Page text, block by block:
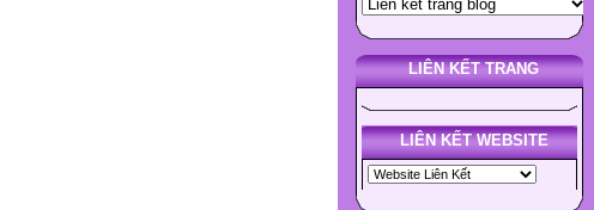
LIÊN KẾT TRANG
LIÊN KẾT WEBSITE